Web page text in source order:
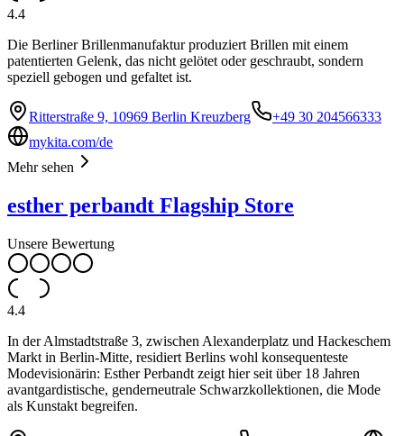
4.4
Die Berliner Brillenmanufaktur produziert Brillen mit einem
patentierten Gelenk, das nicht gelötet oder geschraubt, sondern
speziell gebogen und gefaltet ist.
Ritterstraße 9, 10969 Berlin Kreuzberg
+49 30 204566333
mykita.com/de
Mehr sehen
esther perbandt Flagship Store
Unsere Bewertung
4.4
In der Almstadtstraße 3, zwischen Alexanderplatz und Hackeschem
Markt in Berlin-Mitte, residiert Berlins wohl konsequenteste
Modevisionärin: Esther Perbandt zeigt hier seit über 18 Jahren
avantgardistische, genderneutrale Schwarzkollektionen, die Mode
als Kunstakt begreifen.